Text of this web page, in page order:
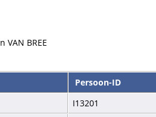
BREE
Persoon-ID
I13201